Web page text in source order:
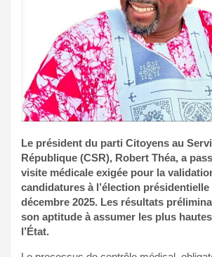
Le président du parti Citoyens au
République (CSR), Robert Théa, a
visite médicale exigée pour la
candidatures à l’élection présidentielle
décembre 2025. Les résultats
son aptitude à assumer les plus
l’État.